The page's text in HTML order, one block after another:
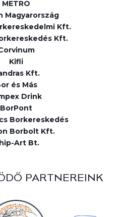
METRO
Magyarország
Kft.
Kft.
Kifli
Kft.
és Más
Drink
BorPont
Borkereskedés
Borbolt Kft.
Art Bt.
PARTNEREINK